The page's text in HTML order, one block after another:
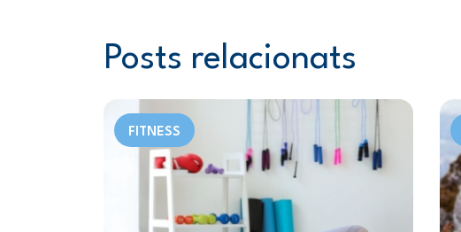
Posts relacionats
FITNESS